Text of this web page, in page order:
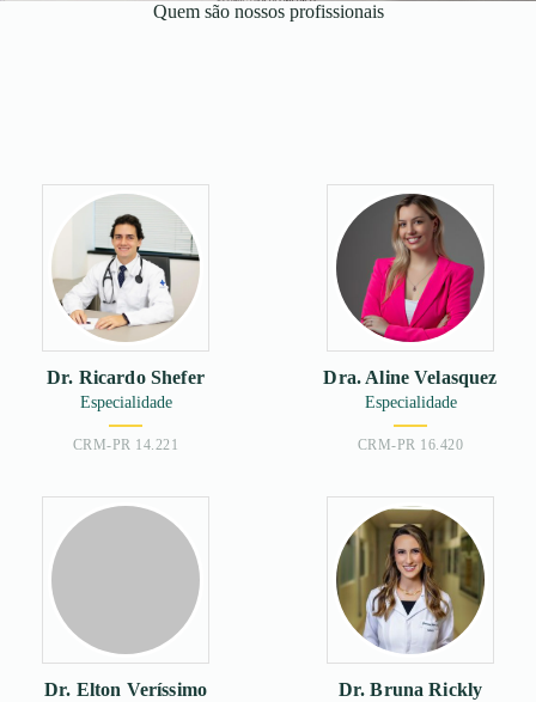
Quem são nossos profissionais
Dr. Ricardo Shefer
Especialidade
CRM-PR 14.221
Dra. Aline Velasquez
Especialidade
CRM-PR 16.420
Dr. Elton Veríssimo Dr. Bruna Rickly